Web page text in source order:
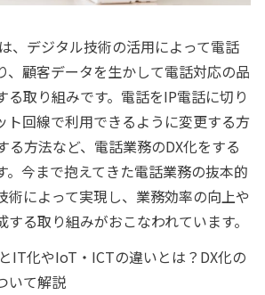
、デジタル技術の活用によって電話
、顧客データを生かして電話対応の品
る取り組みです。電話をIP電話に切り
ト回線で利用できるように変更する方
る方法など、電話業務のDX化をする
。今まで抱えてきた電話業務の抜本的
術によって実現し、業務効率の向上や
る取り組みがおこなわれています。
IT化やIoT・ICTの違いとは？DX化の
いて解説